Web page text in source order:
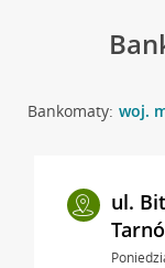
Bankomaty: woj.
ul.